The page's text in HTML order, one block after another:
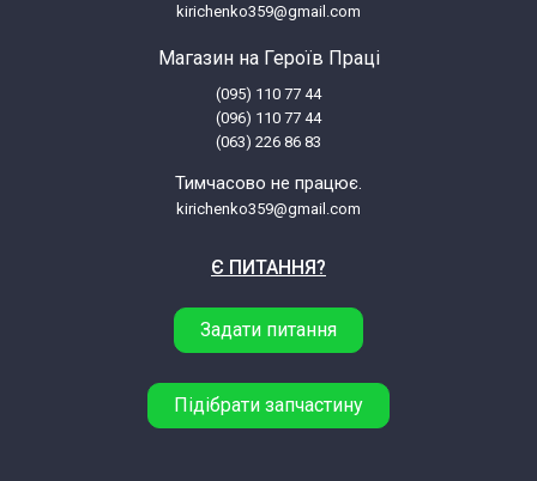
kirichenko359@gmail.com
Магазин на Героїв Праці
(095) 110 77 44
(096) 110 77 44
(063) 226 86 83
Тимчасово не працює.
kirichenko359@gmail.com
Є ПИТАННЯ?
Задати питання
Підібрати запчастину